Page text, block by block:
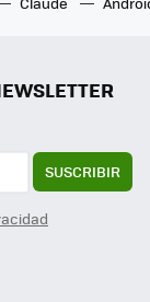
SUSCRIBIR